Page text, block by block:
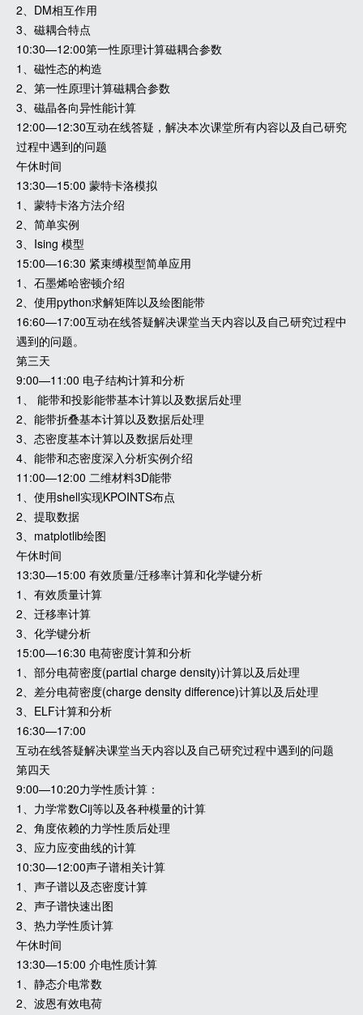
2、DM相互作用
3、磁耦合特点
10:30—12:00第一性原理计算磁耦合参数
1、磁性态的构造
2、第一性原理计算磁耦合参数
3、磁晶各向异性能计算
12:00—12:30互动在线答疑，解决本次课堂所有内容以及自己研究
过程中遇到的问题
午休时间
13:30—15:00 蒙特卡洛模拟
1、蒙特卡洛方法介绍
2、简单实例
3、Ising 模型
15:00—16:30 紧束缚模型简单应用
1、石墨烯哈密顿介绍
2、使用python求解矩阵以及绘图能带
16:60—17:00互动在线答疑解决课堂当天内容以及自己研究过程中
遇到的问题。
第三天
9:00—11:00 电子结构计算和分析
1、 能带和投影能带基本计算以及数据后处理
2、能带折叠基本计算以及数据后处理
3、态密度基本计算以及数据后处理
4、能带和态密度深入分析实例介绍
11:00—12:00 二维材料3D能带
1、使用shell实现KPOINTS布点
2、提取数据
3、matplotlib绘图
午休时间
13:30—15:00 有效质量/迁移率计算和化学键分析
1、有效质量计算
2、迁移率计算
3、化学键分析
15:00—16:30 电荷密度计算和分析
1、部分电荷密度(partial charge density)计算以及后处理
2、差分电荷密度(charge density difference)计算以及后处理
3、ELF计算和分析
16:30—17:00
互动在线答疑解决课堂当天内容以及自己研究过程中遇到的问题
第四天
9:00—10:20力学性质计算：
1、力学常数Cij等以及各种模量的计算
2、角度依赖的力学性质后处理
3、应力应变曲线的计算
10:30—12:00声子谱相关计算
1、声子谱以及态密度计算
2、声子谱快速出图
3、热力学性质计算
午休时间
13:30—15:00 介电性质计算
1、静态介电常数
2、波恩有效电荷